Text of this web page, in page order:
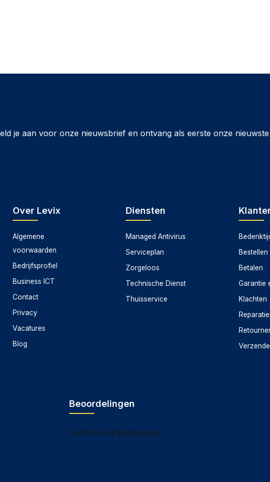
je aan voor onze nieuwsbrief en ontvang als eerste onze
Over Levix
Algemene
voorwaarden
Bedrijfsprofiel
Business ICT
Contact
Privacy
Vacatures
Blog
Diensten
Managed Antivirus
Serviceplan
Zorgeloos
Technische Dienst
Thuisservice
Bestellen
Betalen
Garantie
Klachten
Beoordelingen